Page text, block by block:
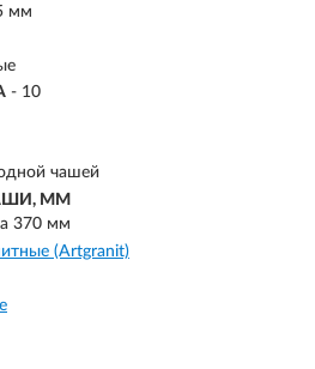
мм
- 10
чашей
ММ
370 мм
(Artgranit)